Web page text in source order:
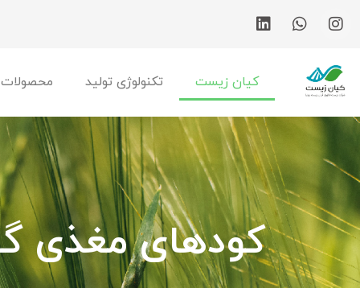
کیان زیست تکنولوژی تولید محصولات
کودهای مغذی